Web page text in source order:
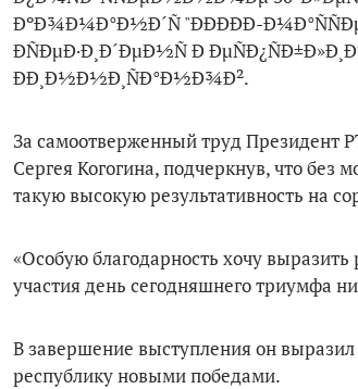
За самоотверженный труд Президент
Сергея Когогина, подчеркнув, что
такую высокую результативность на
«Особую благодарность хочу
участия день сегодняшнего триумфа
В завершение выступления он
республику новыми победами.